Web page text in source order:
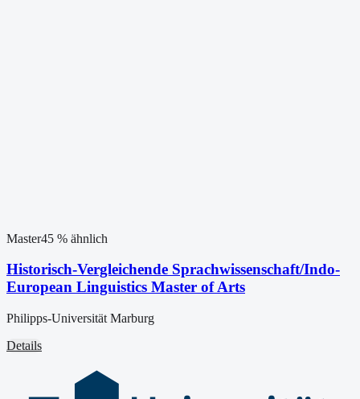
Master45 % ähnlich
Historisch-Vergleichende Sprachwissenschaft/Indo-
European Linguistics Master of Arts
Philipps-Universität Marburg
Details